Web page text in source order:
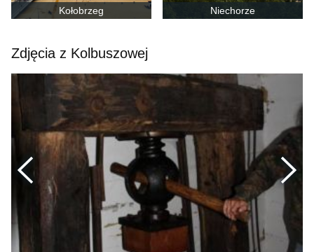
Kołobrzeg Niechorze
Zdjęcia z Kolbuszowej
Poprzednie